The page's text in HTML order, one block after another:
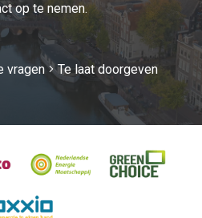
op te nemen.
vragen
Te laat doorgeven